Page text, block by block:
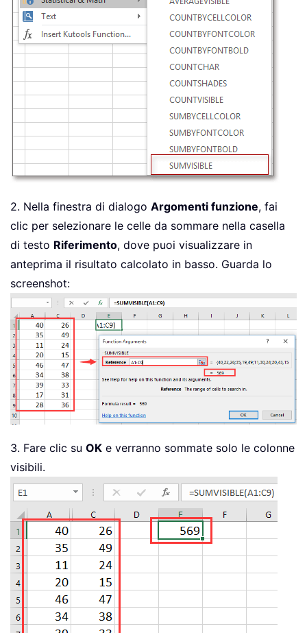
2. Nella finestra di dialogo Argomenti funzione, fai
clic per selezionare le celle da sommare nella casella
di testo Riferimento, dove puoi visualizzare in
anteprima il risultato calcolato in basso. Guarda lo
screenshot:
3. Fare clic su OK e verranno sommate solo le colonne
visibili.